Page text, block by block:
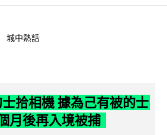
城中熱話
拾相機 據為己有被的士
月後再入境被捕